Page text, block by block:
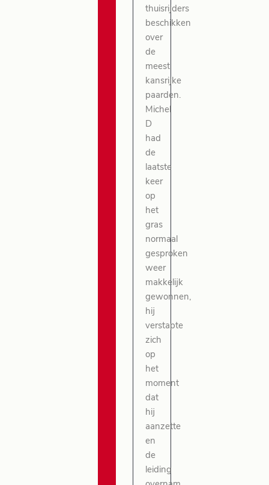
thuisrijders
beschikken
over
de
meest
kansrijke
paarden.
Michel
D
had
de
laatste
keer
op
het
gras
normaal
gesproken
weer
makkelijk
gewonnen,
hij
verstapte
zich
op
het
moment
dat
hij
aanzette
en
de
leiding